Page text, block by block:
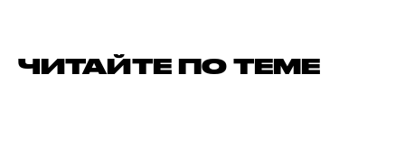
ЧИТАЙТЕ ПО ТЕМЕ